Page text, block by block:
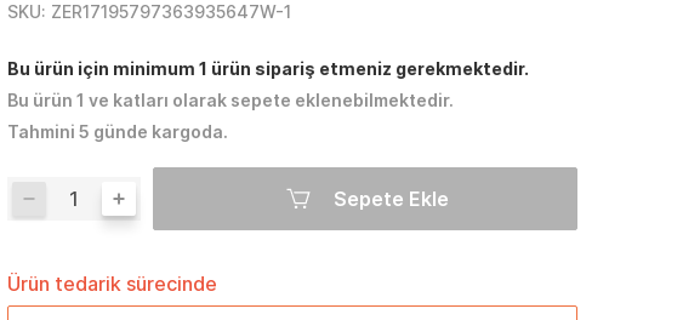
SKU: ZER17195797363935647W-1
Bu ürün için minimum 1 ürün sipariş etmeniz gerekmektedir.
Bu ürün 1 ve katları olarak sepete eklenebilmektedir.
Tahmini 5 günde kargoda.
Sepete Ekle
Ürün tedarik sürecinde